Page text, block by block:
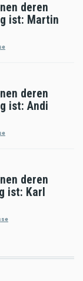
deren
ist: Martin
deren
ist: Andi
deren
ist: Karl